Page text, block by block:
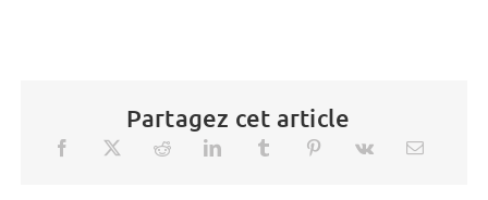
Partagez cet article